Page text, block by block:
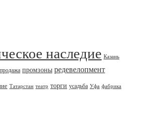
наследие Казань
продажа промзоны редевелопмент
Татарстан театр торги усадьба Уфа фабрика